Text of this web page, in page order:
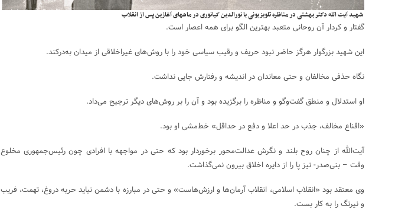
شهید آیت الله دکتر بهشتی در مناظره تلویزیونی با نورالدین کیانوری در ماههای آغازین پس از انقلاب
گفتار و کردار آن روحانی متعبد بهترین الگو برای همه اعصار است.
این شهید بزرگوار هرگز حاضر نبود حریف و رقیب سیاسی خود را با روش‌های غیراخلاقی از میدان به‌درکند.
نگاه حذفی مخالفان و حتی معاندان در اندیشه و رفتارش جایی نداشت.
او استدلال و منطق گفت‌وگو و مناظره را برگزیده بود و آن را بر روش‌های دیگر ترجیح می‌داد.
«اقناع مخالف، جذب در حد اعلا و دفع در حداقل» خط‌مشی او بود.
آیت‌الله از چنان روح بلند و نگرش عدالت‌محور برخوردار بود که حتی در مواجهه با افرادی چون رئیس‌جمهوری مخلوع
وقت – بنی‌صدر- نیز پا را از دایره اخلاق بیرون نمی‌گذاشت.
وی معتقد بود «انقلاب اسلامی، انقلاب آرمان‌ها و ارزش‌هاست» و حتی در مبارزه با دشمن نباید حربه دروغ، تهمت، فریب
و نیرنگ را به کار بست.